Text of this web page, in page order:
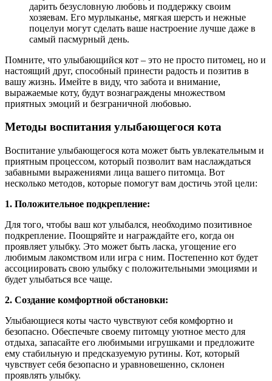
дарить безусловную любовь и поддержку своим
хозяевам. Его мурлыканье, мягкая шерсть и нежные
поцелуи могут сделать ваше настроение лучше даже в
самый пасмурный день.
Помните, что улыбающийся кот – это не просто питомец, но и
настоящий друг, способный принести радость и позитив в
вашу жизнь. Имейте в виду, что забота и внимание,
выражаемые коту, будут вознаграждены множеством
приятных эмоций и безграничной любовью.
Методы воспитания улыбающегося кота
Воспитание улыбающегося кота может быть увлекательным и
приятным процессом, который позволит вам наслаждаться
забавными выражениями лица вашего питомца. Вот
несколько методов, которые помогут вам достичь этой цели:
1. Положительное подкрепление:
Для того, чтобы ваш кот улыбался, необходимо позитивное
подкрепление. Поощряйте и награждайте его, когда он
проявляет улыбку. Это может быть ласка, угощение его
любимым лакомством или игра с ним. Постепенно кот будет
ассоциировать свою улыбку с положительными эмоциями и
будет улыбаться все чаще.
2. Создание комфортной обстановки:
Улыбающиеся коты часто чувствуют себя комфортно и
безопасно. Обеспечьте своему питомцу уютное место для
отдыха, запасайте его любимыми игрушками и предложите
ему стабильную и предсказуемую рутины. Кот, который
чувствует себя безопасно и уравновешенно, склонен
проявлять улыбку.